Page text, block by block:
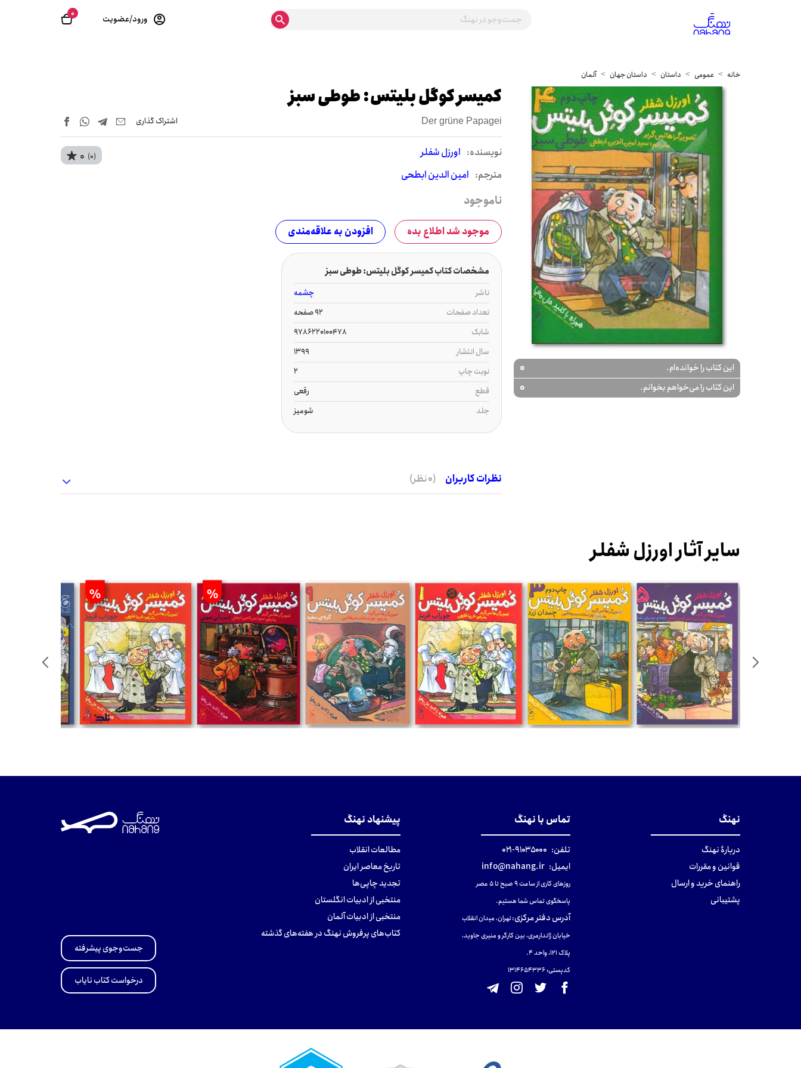
0 ورود/عضویت
خانه عمومی داستان داستان جهان آلمان
این کتاب را خوانده‌ام. 0
این کتاب را می‌خواهم بخوانم. 0
کمیسر کوگل بلیتس: طوطی سبز
Der grüne Papagei اشتراک‌ گذاری
نويسنده: اورزل شفلر
مترجم: امین الدین ابطحی
0 (0)
ناموجود
موجود شد اطلاع بده افزودن به علاقه‌مندی
مشخصات کتاب کمیسر کوگل بلیتس: طوطی سبز
ناشر
چشمه
تعداد صفحات
92 صفحه
شابک
9786220100478
سال انتشار
1399
نوبت چاپ
2
قطع
رقعی
جلد
شومیز
نظرات کاربران (0 نظر)
سایر آثار اورزل شفلر
%
%
نهنگ
دربارهٔ نهنگ
قوانین و مقررات
راهنمای خرید و ارسال
پشتیبانی
تماس با نهنگ
تلفن: ۹۱۰۳۵۰۰۰-۰۲۱
ایمیل: info@nahang.ir
روزهای کاری از ساعت ۹ صبح تا ۵ عصر
پاسخگوی تماس شما هستیم.
آدرس دفتر مرکزی:تهران، میدان انقلاب
خیابان ژاندارمری، بین کارگر و منیری جاوید،
پلاک 121، واحد ۴.
کدپستی: 131465433۶
پیشنهاد نهنگ
مطالعات انقلاب
تاریخ معاصر ایران
تجدید چاپی‌ها
منتخبی از ادبیات انگلستان
منتخبی از ادبیات آلمان
کتاب‌های پرفروش نهنگ در هفته‌های گذشته
جست‌وجوی پیشرفته
درخواست کتاب نایاب